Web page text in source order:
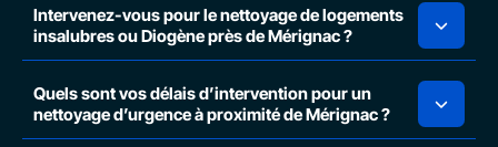
Intervenez-vous pour le nettoyage de logements
insalubres ou Diogène près de Mérignac ?
Quels sont vos délais d’intervention pour un
nettoyage d’urgence à proximité de Mérignac ?